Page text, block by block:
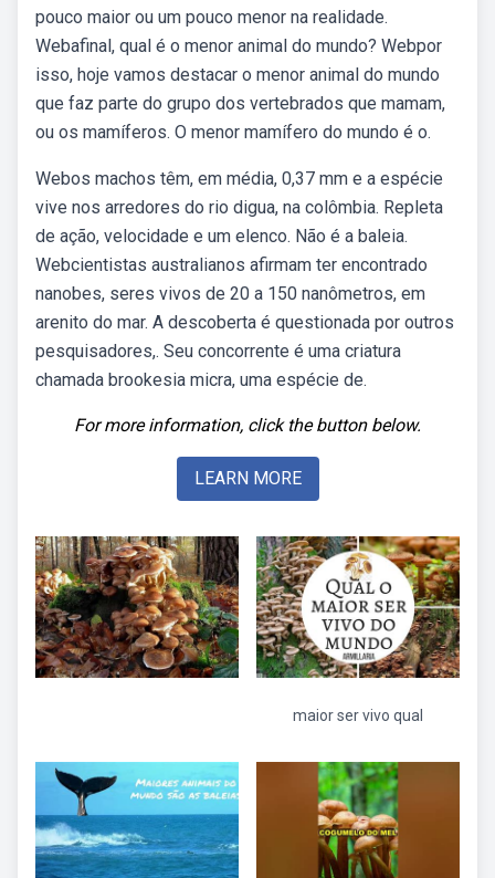
pouco maior ou um pouco menor na realidade.
Webafinal, qual é o menor animal do mundo? Webpor
isso, hoje vamos destacar o menor animal do mundo
que faz parte do grupo dos vertebrados que mamam,
ou os mamíferos. O menor mamífero do mundo é o.
Webos machos têm, em média, 0,37 mm e a espécie
vive nos arredores do rio digua, na colômbia. Repleta
de ação, velocidade e um elenco. Não é a baleia.
Webcientistas australianos afirmam ter encontrado
nanobes, seres vivos de 20 a 150 nanômetros, em
arenito do mar. A descoberta é questionada por outros
pesquisadores,. Seu concorrente é uma criatura
chamada brookesia micra, uma espécie de.
For more information, click the button below.
LEARN MORE
maior ser vivo qual